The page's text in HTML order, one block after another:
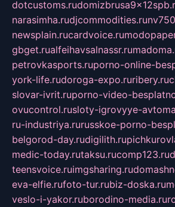
dotcustoms.ru
narasimha.rudjcommodities.ru
newsplain.rucardvoice.ru
gbget.rualfeihavsalnassr.ru
petrovkasports.ruporno-online-
york-life.rudoroga-expo.ruribery.ru
slovar-ivrit.ruporno-video-
ovucontrol.rusloty-igrovyye-
ru-industriya.rurusskoe-porno-
belgorod-day.rudigilith.ru
medic-today.rutaksu.rucomp123.ru
teensvoice.ruimgsharing.ru
eva-elfie.rufoto-tur.rubiz-doska.ru
veslo-i-yakor.ruborodino-media.ru